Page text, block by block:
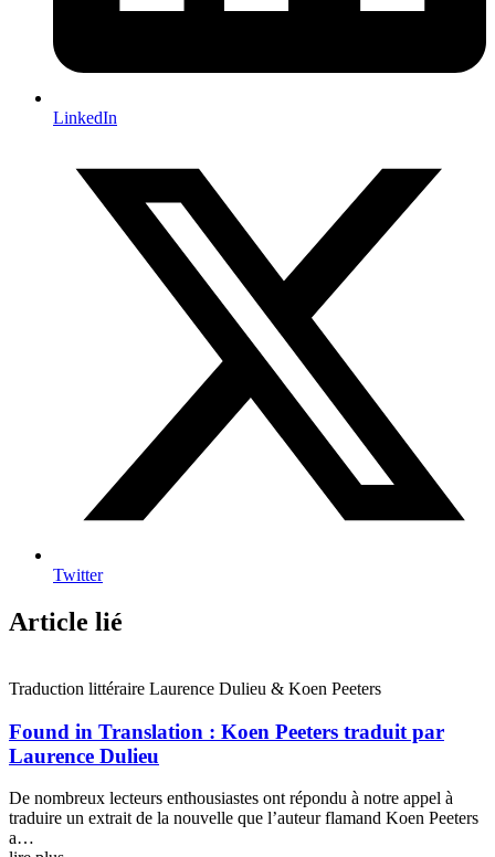
LinkedIn
Twitter
Article lié
Traduction littéraire Laurence Dulieu & Koen Peeters
Found in Translation : Koen Peeters traduit par
Laurence Dulieu
De nombreux lecteurs enthousiastes ont répondu à notre appel à
traduire un extrait de la nouvelle que l’auteur flamand Koen Peeters
a…